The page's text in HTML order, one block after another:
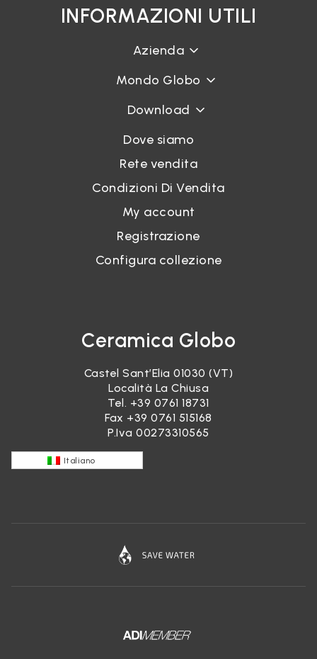
INFORMAZIONI UTILI
Azienda
Mondo Globo
Download
Dove siamo
Rete vendita
Condizioni Di Vendita
My account
Registrazione
Configura collezione
Ceramica Globo
Castel Sant’Elia 01030 (VT)
Località La Chiusa
Tel. +39 0761 18731
Fax +39 0761 515168
P.Iva 00273310565
Italiano